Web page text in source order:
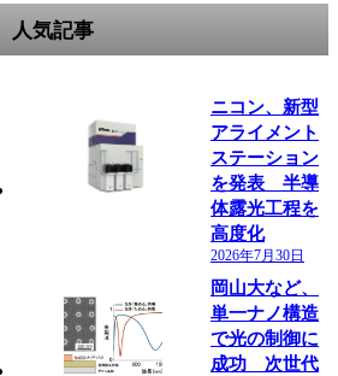
人気記事
ニコン、新型
アライメント
ステーション
を発表 半導
体露光工程を
高度化
2026年7月30日
岡山大など、
単一ナノ構造
で光の制御に
成功 次世代